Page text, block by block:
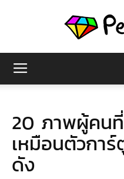
20 ภาพผู้คน
เหมือนตัวกา
ดัง